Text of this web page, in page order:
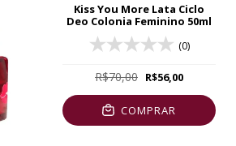
Kiss You More Lata Ciclo
Deo Colonia Feminino 50ml
(0)
R$70,00 R$56,00
COMPRAR